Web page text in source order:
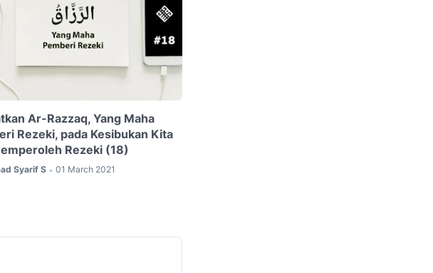
Ar-Razzaq, Yang Maha
Rezeki, pada Kesibukan Kita
Rezeki (18)
Syarif S • 01 March 2021